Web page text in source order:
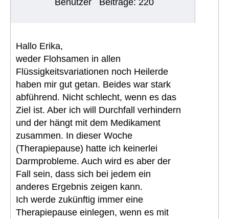
Hallo Erika,
weder Flohsamen in allen
Flüssigkeitsvariationen noch Heilerde
haben mir gut getan. Beides war stark
abführend. Nicht schlecht, wenn es das
Ziel ist. Aber ich will Durchfall verhindern
und der hängt mit dem Medikament
zusammen. In dieser Woche
(Therapiepause) hatte ich keinerlei
Darmprobleme. Auch wird es aber der
Fall sein, dass sich bei jedem ein
anderes Ergebnis zeigen kann.
Ich werde zukünftig immer eine
Therapiepause einlegen, wenn es mit